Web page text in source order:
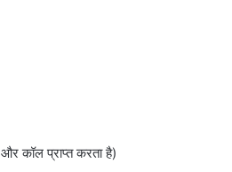
कॉल प्राप्त करता है)